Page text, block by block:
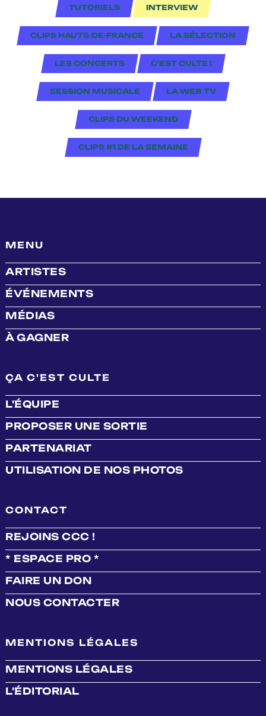
TUTORIELS INTERVIEW
CLIPS HAUTS-DE-FRANCE LA SÉLECTION
LES CONCERTS C'EST CULTE !
SESSION MUSICALE LA WEB TV
CLIPS DU WEEKEND
CLIPS #1 DE LA SEMAINE
MENU
ARTISTES
ÉVÉNEMENTS
MÉDIAS
À GAGNER
ÇA C'EST CULTE
L'ÉQUIPE
PROPOSER UNE SORTIE
PARTENARIAT
UTILISATION DE NOS PHOTOS
CONTACT
REJOINS CCC !
* ESPACE PRO *
FAIRE UN DON
NOUS CONTACTER
MENTIONS LÉGALES
MENTIONS LÉGALES
L'ÉDITORIAL